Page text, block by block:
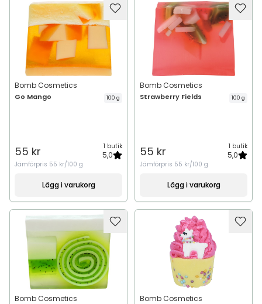
Bomb Cosmetics
Go Mango 100 g
55 kr 1 butik
5,0
Jämförpris 55 kr/100 g
Lägg i varukorg
Bomb Cosmetics
Strawberry Fields 100 g
55 kr 1 butik
5,0
Jämförpris 55 kr/100 g
Lägg i varukorg
Bomb Cosmetics Bomb Cosmetics